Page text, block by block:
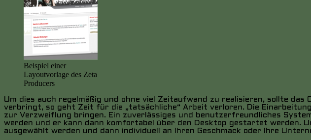
Beispiel einer
Layoutvorlage des Zeta
Producers
Um dies auch regelmäßig und ohne viel Zeitaufwand zu realisieren, sollte
verbringt, so geht Zeit für die „tatsächliche“ Arbeit verloren. Die
zur Verzweiflung bringen. Ein zuverlässiges und benutzerfreundliches
werden und er kann dann komfortabel über den Desktop gestartet werden.
ausgewählt werden und dann individuell an Ihren Geschmack oder Ihre